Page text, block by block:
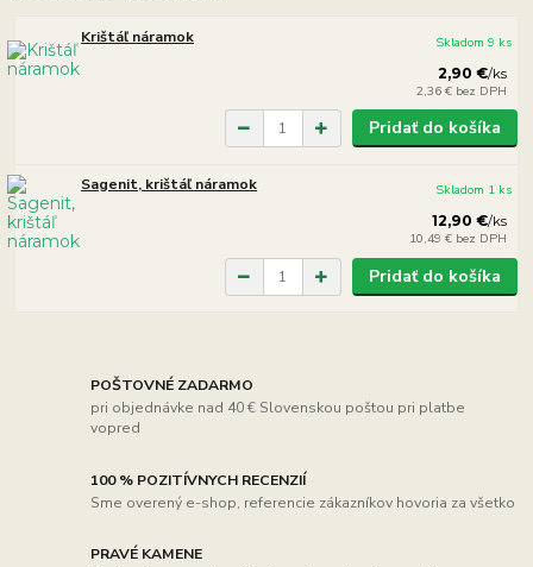
Krištáľ náramok
2,90 €/ks
2,36 € bez DPH
Skladom 9 ks
Pridať do košíka
Sagenit, krištáľ náramok
12,90 €/ks
10,49 € bez DPH
Skladom 1 ks
Pridať do košíka
POŠTOVNÉ ZADARMO
pri objednávke nad 40 € Slovenskou poštou pri platbe
vopred
100 % POZITÍVNYCH RECENZIÍ
Sme overený e-shop, referencie zákazníkov hovoria za všetko
PRAVÉ KAMENE